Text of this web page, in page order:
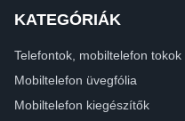
KATEGÓRIÁK
Telefontok, mobiltelefon tokok
Mobiltelefon üvegfólia
Mobiltelefon kiegészítők